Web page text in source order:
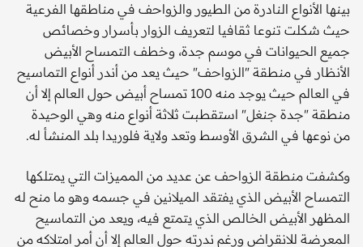
بينها الأنواع النادرة من الطيور والزواحف في مناطقها الفرعية
حيث شكلت تنوعا ثقافيا لتعريف الزوار بأسرار وخصائص
جميع الحيوانات في موسم جدة، وخطف التمساح الأبيض
الأنظار في منطقة "الزواحف" حيث يعد من أندر أنواع التماسيح
في العالم حيث يوجد منه 100 تمساح أبيض حول العالم إلا أن
منطقة "جدة جنغل" استقطبت ثلاثة أنواع منه وهي الوحيدة
من نوعها في الشرق الأوسط وتعد ولاية فلوريدا بلد المنشأ له.
وكشفت منطقة الزواحف عن عديد من المميزات التي يمتلكها
التمساح الأبيض الذي يفتقد الميلانين في جسمه وهو ما منح له
المظهر الأبيض الخالص الذي يتمتع فيه، ويعد من التماسيح
المعرضة للانقراض ورغم ندرته حول العالم إلا أن أمر امتلاكه من